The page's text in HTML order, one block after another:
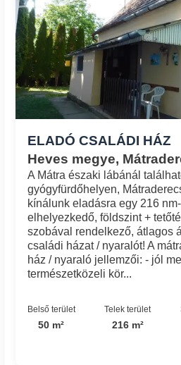
ELADÓ CSALÁDI HÁZ
Heves megye,
A Mátra északi lábánál
gyógyfürdőhelyen,
kínálunk eladásra egy 216
elhelyezkedő, földszint +
szobával rendelkező, átlagos
családi házat / nyaralót! A
ház / nyaraló jellemzői: - jól
természetközeli kör...
Belső terület
50 m²
Telek terület
216 m²